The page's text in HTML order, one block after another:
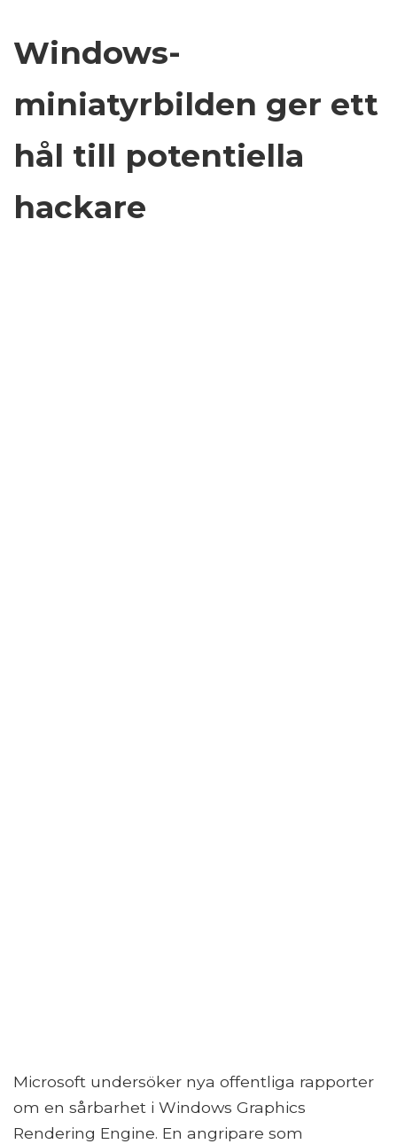
Windows-
miniatyrbilden ger ett
hål till potentiella
hackare
Microsoft undersöker nya offentliga rapporter
om en sårbarhet i Windows Graphics
Rendering Engine. En angripare som